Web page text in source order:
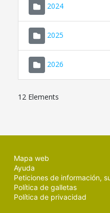
2024
2025
2026
12 Elements
Mapa web
Ayuda
Peticiones de información,
Política de galletas
Política de privacidad